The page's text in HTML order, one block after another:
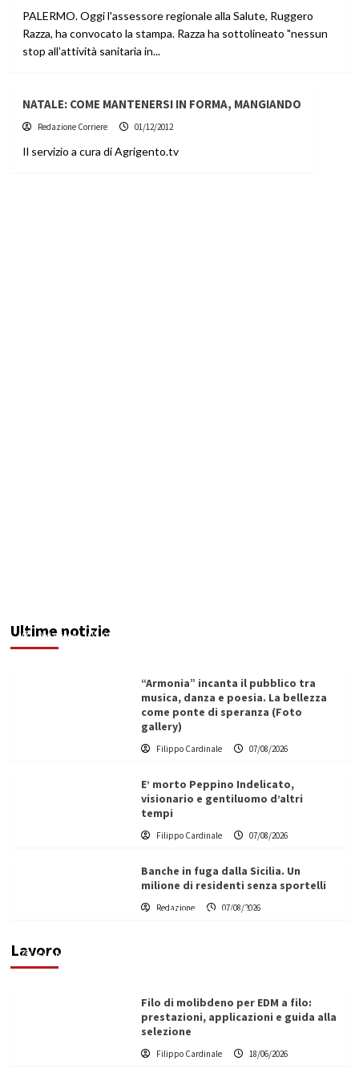
PALERMO. Oggi l'assessore regionale alla Salute, Ruggero
Razza, ha convocato la stampa. Razza ha sottolineato "nessun
stop all’attività sanitaria in...
NATALE: COME MANTENERSI IN FORMA, MANGIANDO
Redazione Corriere 01/12/2012
Il servizio a cura di Agrigento.tv
Ultime notizie
Redazione 07/08/2026
“Armonia” incanta il pubblico tra
musica, danza e poesia. La bellezza
come ponte di speranza (Foto
gallery)
Filippo Cardinale 07/08/2026
E’ morto Peppino Indelicato,
visionario e gentiluomo d’altri
tempi
Filippo Cardinale 07/08/2026
Banche in fuga dalla Sicilia. Un
milione di residenti senza sportelli
Redazione 07/08/2026
Lavoro
L’ingegnere saccense Buscarnera partner chiave
di un progetto transnazionale per la transizione
Filippo Cardinale
Filo di molibdeno per EDM a filo:
prestazioni, applicazioni e guida alla
selezione
Filippo Cardinale 18/06/2026